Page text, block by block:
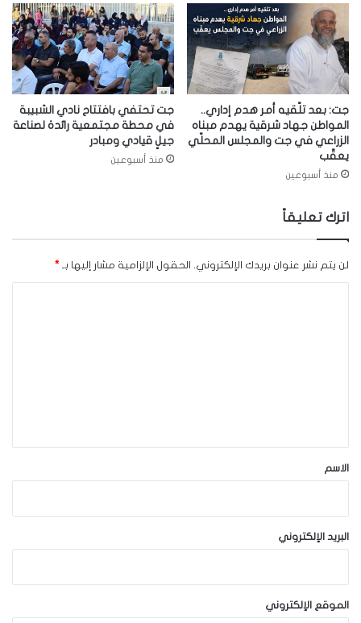
جت: بعد تلّقيه أمر هدم إداري..
المواطن جهاد شرقية يهدم مبناه
الزراعي في جت والمجلس المحلّي
يعقّب
منذ أسبوعين
جت تحتفي بافتتاح نادي الشبيبة
في محطة مجتمعية رائدة لصناعة
جيلٍ قيادي ومبادر
منذ أسبوعين
اترك تعليقاً
لن يتم نشر عنوان بريدك الإلكتروني. الحقول الإلزامية مشار إليها بـ *
*الاسم
البريد الإلكتروني
الموقع الإلكتروني